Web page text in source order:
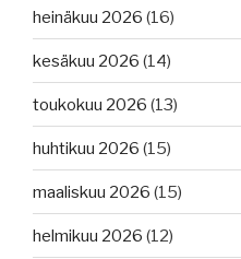
heinäkuu 2026 (16)
kesäkuu 2026 (14)
toukokuu 2026 (13)
huhtikuu 2026 (15)
maaliskuu 2026 (15)
helmikuu 2026 (12)